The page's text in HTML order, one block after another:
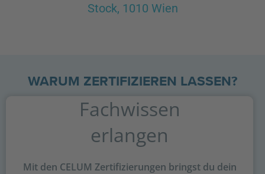
Stock, 1010 Wien
WARUM ZERTIFIZIEREN LASSEN?
Fachwissen
erlangen
Mit den CELUM Zertifizierungen bringst du dein